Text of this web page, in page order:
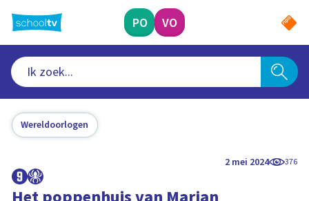
naar
hoofdinhoud
PO VO
Wereldoorlogen
2 mei 2024 376